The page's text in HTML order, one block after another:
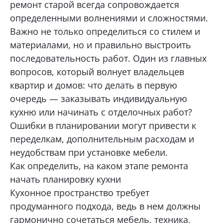
ремонт старой всегда сопровождается
определенными волнениями и сложностями.
Важно не только определиться со стилем и
материалами, но и правильно выстроить
последовательность работ. Один из главных
вопросов, который волнует владельцев
квартир и домов: что делать в первую
очередь — заказывать индивидуальную
кухню или начинать с отделочных работ?
Ошибки в планировании могут привести к
переделкам, дополнительным расходам и
неудобствам при установке мебели.
Как определить, на каком этапе ремонта
начать планировку кухни
Кухонное пространство требует
продуманного подхода, ведь в нем должны
гармонично сочетаться мебель, техника,
Какая мебель вас интересует?
Опишите ваши пожелания и предпочтения
Прикрепить файл (1 файл, до 10 Мб)
Я даю согласие наобработку
персональных данных
Я принимаю условияполитики
конфиденциальности
Нижний Тагил, ул. Космонавтов, 13а
+7 (969) 999-24-14
Перейти
Екатеринбург, ул. Академика Сахарова, 53
+7 (969) 777-61-44
Перейти
Екатеринбург, ул. Щорса, 96
+7 (969) 999-24-85
Перейти
Тюмень, Мельникайте, 104, ТД «Премьер
Дом», 2 этаж
+7 (967) 555-68-60